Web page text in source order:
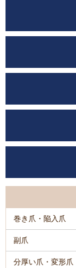
巻き爪・陥入爪
副爪
分厚い爪・変形爪